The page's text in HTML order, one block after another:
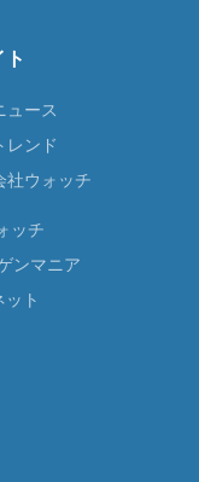
ュース
レンド
社ウォッチ
ッチ
ンマニア
ト